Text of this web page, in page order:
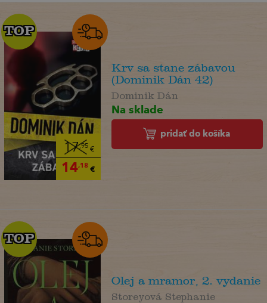
17,95€
14,18€
TOP
TOP
Krv sa stane zábavou
(Dominik Dán 42)
Dominik Dán
Na sklade
pridať do košíka
TOP
TOP
Olej a mramor, 2. vydanie
Storeyová Stephanie